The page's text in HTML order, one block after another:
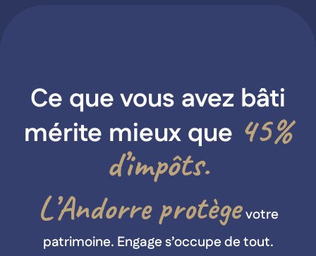
Ce que vous avez bâti
mérite mieux que 45%
d’impôts.
L’Andorre protègevotre
patrimoine. Engage s’occupe de tout.